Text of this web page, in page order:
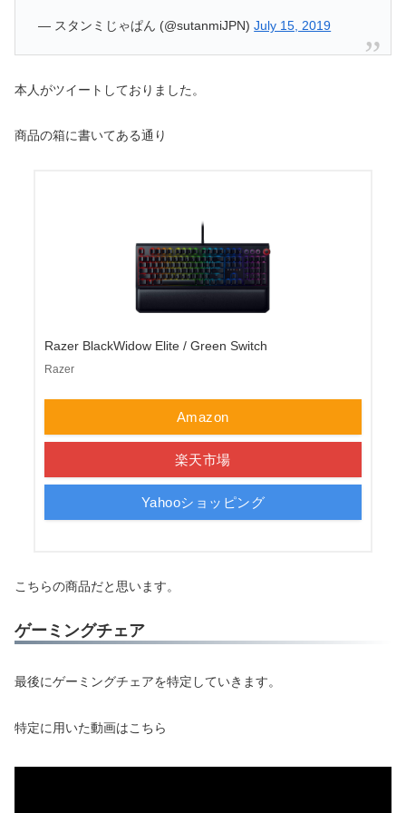
— スタンミじゃぱん (@sutanmiJPN)July 15, 2019
本人がツイートしておりました。
商品の箱に書いてある通り
Razer BlackWidow Elite / Green Switch
Razer
Amazon
楽天市場
Yahooショッピング
こちらの商品だと思います。
ゲーミングチェア
最後にゲーミングチェアを特定していきます。
特定に用いた動画はこちら